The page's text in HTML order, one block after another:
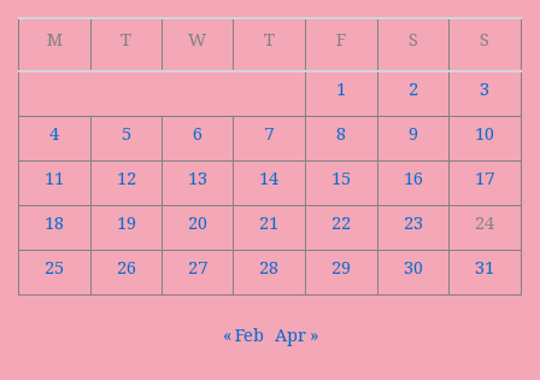
M
T W T F S
S
1
2
3
4
5 6 7 8 9
10
11
12 13 14 15 16
17
18
19 20 21 22 23
24
25
26 27 28 29 30 31
« Feb Apr »